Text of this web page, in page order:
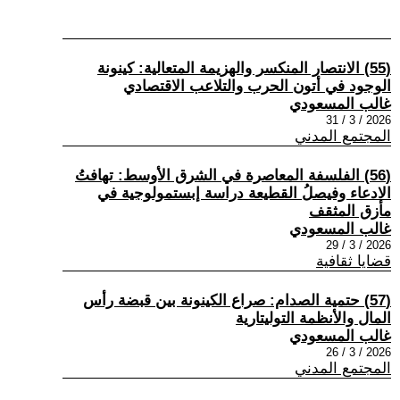
(55) الانتصار المنكسر والهزيمة المتعالية: كينونة
الوجود في أتون الحرب والتلاعب الاقتصادي
غالب المسعودي
2026 / 3 / 31
المجتمع المدني
(56) الفلسفة المعاصرة في الشرق الأوسط: تهافتُ
الادعاء وفيصلُ القطيعة دراسة إبستمولوجية في
مأزق المثقف
غالب المسعودي
2026 / 3 / 29
قضايا ثقافية
(57) حتمية الصدام: صراع الكينونة بين قبضة رأس
المال والأنظمة التوليتارية
غالب المسعودي
2026 / 3 / 26
المجتمع المدني